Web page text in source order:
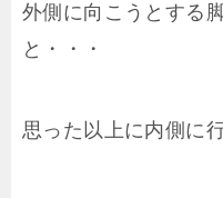
外側に向こうとする
と・・・
思った以上に内側に